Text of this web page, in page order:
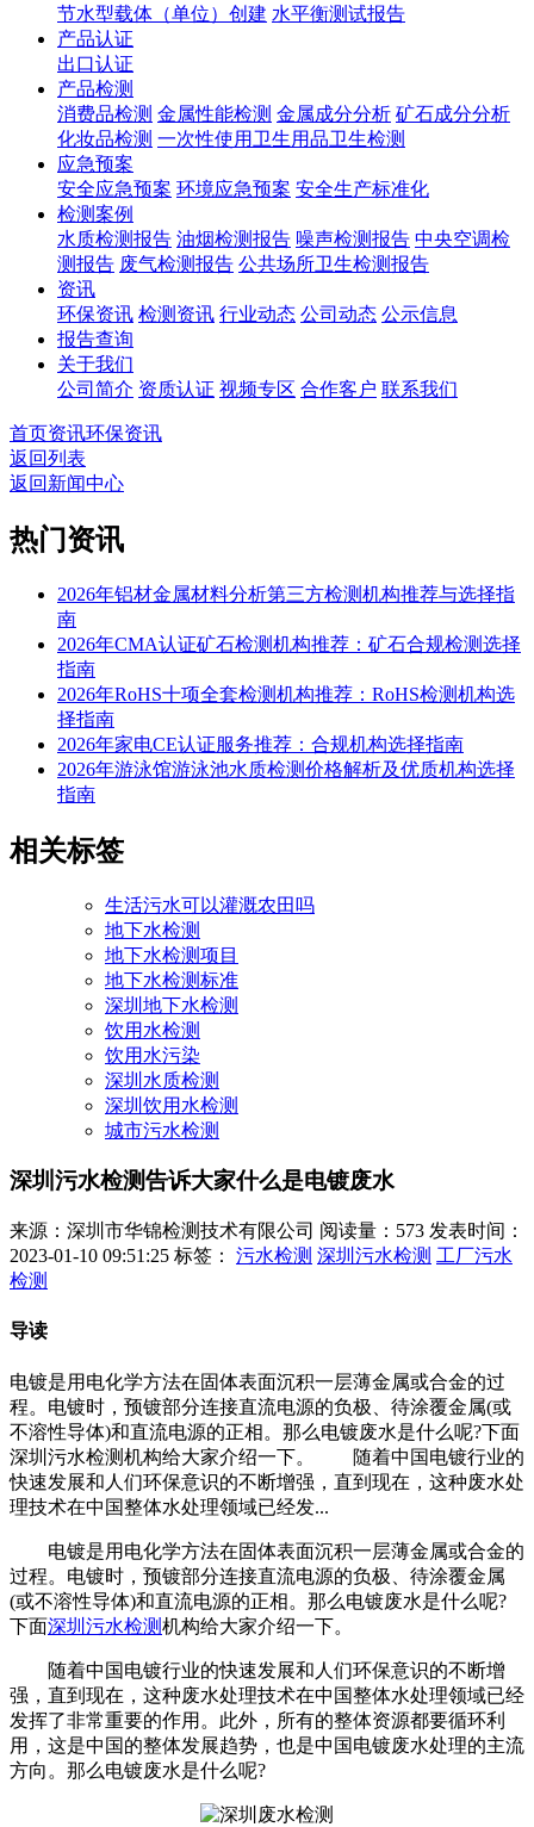
节水型载体（单位）创建 水平衡测试报告
产品认证
出口认证
产品检测
消费品检测 金属性能检测 金属成分分析 矿石成分分析
化妆品检测 一次性使用卫生用品卫生检测
应急预案
安全应急预案 环境应急预案 安全生产标准化
检测案例
水质检测报告 油烟检测报告 噪声检测报告 中央空调检
测报告 废气检测报告 公共场所卫生检测报告
资讯
环保资讯 检测资讯 行业动态 公司动态 公示信息
报告查询
关于我们
公司简介 资质认证 视频专区 合作客户 联系我们
首页资讯环保资讯
返回列表
返回新闻中心
热门资讯
2026年铝材金属材料分析第三方检测机构推荐与选择指
南
2026年CMA认证矿石检测机构推荐：矿石合规检测选择
指南
2026年RoHS十项全套检测机构推荐：RoHS检测机构选
择指南
2026年家电CE认证服务推荐：合规机构选择指南
2026年游泳馆游泳池水质检测价格解析及优质机构选择
指南
相关标签
生活污水可以灌溉农田吗
地下水检测
地下水检测项目
地下水检测标准
深圳地下水检测
饮用水检测
饮用水污染
深圳水质检测
深圳饮用水检测
城市污水检测
深圳污水检测​告诉大家什么是电镀废水
来源：深圳市华锦检测技术有限公司 阅读量：573 发表时间：
2023-01-10 09:51:25 标签： 污水检测 深圳污水检测 工厂污水
检测
导读
电镀是用电化学方法在固体表面沉积一层薄金属或合金的过
程。电镀时，预镀部分连接直流电源的负极、待涂覆金属(或
不溶性导体)和直流电源的正相。那么电镀废水是什么呢?下面
深圳污水检测机构给大家介绍一下。 随着中国电镀行业的
快速发展和人们环保意识的不断增强，直到现在，这种废水处
理技术在中国整体水处理领域已经发...
电镀是用电化学方法在固体表面沉积一层薄金属或合金的
过程。电镀时，预镀部分连接直流电源的负极、待涂覆金属
(或不溶性导体)和直流电源的正相。那么电镀废水是什么呢?
下面深圳污水检测机构给大家介绍一下。
随着中国电镀行业的快速发展和人们环保意识的不断增
强，直到现在，这种废水处理技术在中国整体水处理领域已经
发挥了非常重要的作用。此外，所有的整体资源都要循环利
用，这是中国的整体发展趋势，也是中国电镀废水处理的主流
方向。那么电镀废水是什么呢?